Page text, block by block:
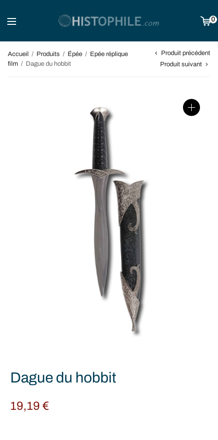
0
Accueil / Produits / Épée / Epée réplique
film / Dague du hobbit
Produit précédent
Produit suivant
Dague du hobbit
19,19€